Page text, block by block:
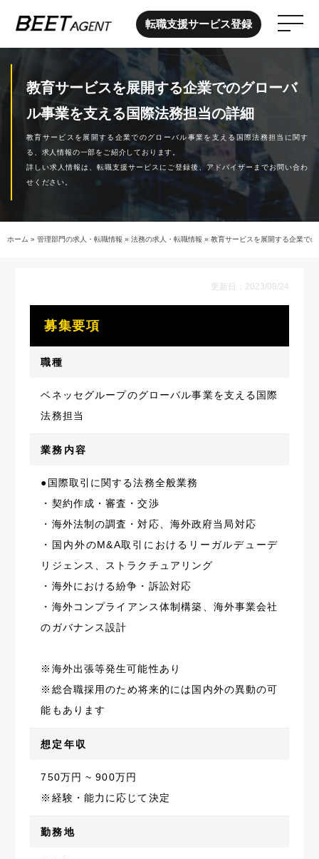
転職支援サービス登録
教育サービスを展開する企業でのグローバ
ル事業を支える国際法務担当の詳細
教育サービスを展開する企業でのグローバル事業を支える国際法務担当に関す
る、求人情報の一部をご紹介しております。
詳しい求人情報は、転職支援サービスにご登録後、アドバイザーまでお問い合わ
せください。
ホーム » 管理部門の求人・転職情報 » 法務の求人・転職情報 » 教育サービスを展開する企業で
更新日：2023/08/24
募集要項
職種
ベネッセグループのグローバル事業を支える国際
法務担当
業務内容
●国際取引に関する法務全般業務
・契約作成・審査・交渉
・海外法制の調査・対応、海外政府当局対応
・国内外のM&A取引におけるリーガルデューデ
リジェンス、ストラクチュアリング
・海外における紛争・訴訟対応
・海外コンプライアンス体制構築、海外事業会社
のガバナンス設計
※海外出張等発生可能性あり
※総合職採用のため将来的には国内外の異動の可
能もあります
想定年収
750万円 ~ 900万円
※経験・能力に応じて決定
勤務地